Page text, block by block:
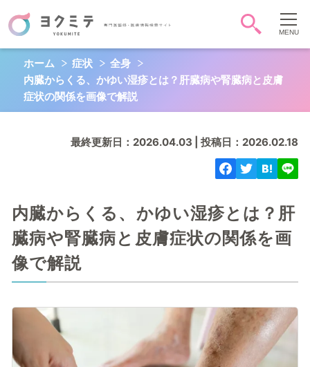
症状・病気から調べる
頭-顔-首 胸
全身 心
キーワード検索
記事を読む
ホーム 症状
全身
内臓からくる、かゆい湿疹とは？肝臓病や腎臓病と皮膚
症状の関係を画像で解説
最終更新日：2026.04.03 | 投稿日：2026.02.18
内臓からくる、かゆい湿疹とは？肝
臓病や腎臓病と皮膚症状の関係を画
像で解説